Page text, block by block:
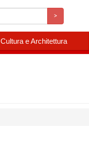
>
Cultura e Architettura